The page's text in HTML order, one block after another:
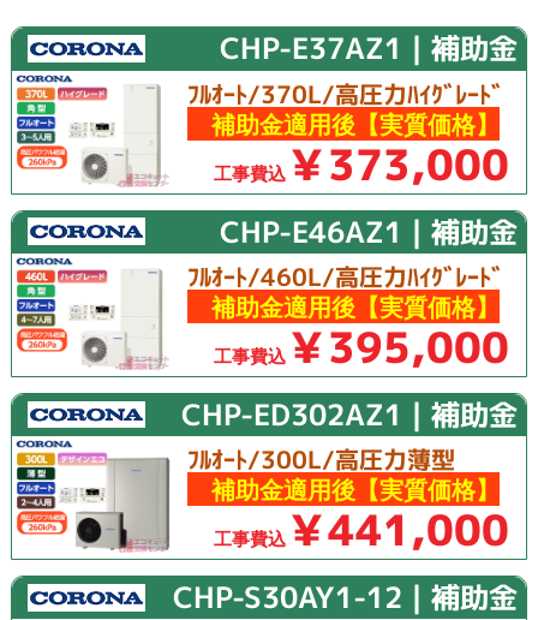
CHP-E37AZ1｜補助金
ﾌﾙｵｰﾄ/370L/高圧力ﾊｲｸﾞﾚｰﾄﾞ
補助金適用後【実質価格】
工事費込 ￥373,000
CHP-E46AZ1｜補助金
ﾌﾙｵｰﾄ/460L/高圧力ﾊｲｸﾞﾚｰﾄﾞ
補助金適用後【実質価格】
工事費込 ￥395,000
CHP-ED302AZ1｜補助金
ﾌﾙｵｰﾄ/300L/高圧力薄型
補助金適用後【実質価格】
工事費込 ￥441,000
CHP-S30AY1-12｜補助金